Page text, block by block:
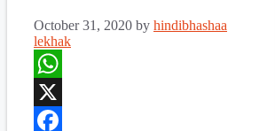
October 31, 2020 by hindibhashaa
lekhak
WhatsApp
X